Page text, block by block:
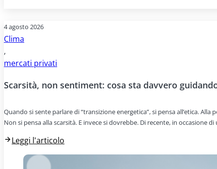
4 agosto 2026
Clima
,
mercati privati
Scarsità, non sentiment: cosa sta davvero
Quando si sente parlare di “transizione energetica”, si pensa all’etica.
Non si pensa alla scarsità. E invece si dovrebbe. Di recente, in
Leggi l'articolo